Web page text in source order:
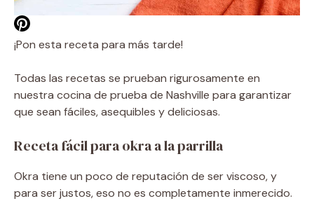
¡Pon esta receta para más tarde!
Todas las recetas se prueban rigurosamente en
nuestra cocina de prueba de Nashville para garantizar
que sean fáciles, asequibles y deliciosas.
Receta fácil para okra a la parrilla
Okra tiene un poco de reputación de ser viscoso, y
para ser justos, eso no es completamente inmerecido.